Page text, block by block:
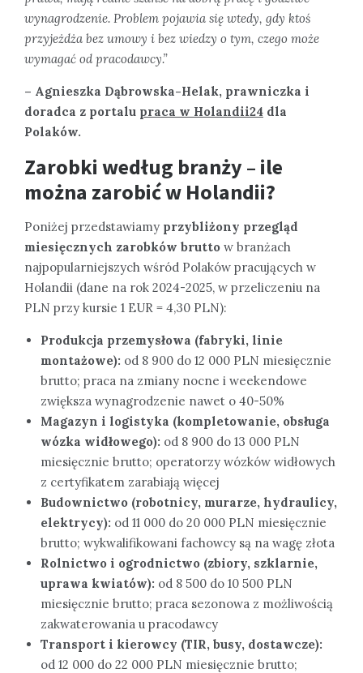
wynagrodzenie. Problem pojawia się wtedy, gdy ktoś
przyjeżdża bez umowy i bez wiedzy o tym, czego może
wymagać od pracodawcy.”
– Agnieszka Dąbrowska-Helak, prawniczka i
doradca z portalu praca w Holandii24 dla
Polaków.
Zarobki według branży – ile
można zarobić w Holandii?
Poniżej przedstawiamy przybliżony przegląd
miesięcznych zarobków brutto w branżach
najpopularniejszych wśród Polaków pracujących w
Holandii (dane na rok 2024-2025, w przeliczeniu na
PLN przy kursie 1 EUR = 4,30 PLN):
Produkcja przemysłowa (fabryki, linie
montażowe): od 8 900 do 12 000 PLN miesięcznie
brutto; praca na zmiany nocne i weekendowe
zwiększa wynagrodzenie nawet o 40-50%
Magazyn i logistyka (kompletowanie, obsługa
wózka widłowego): od 8 900 do 13 000 PLN
miesięcznie brutto; operatorzy wózków widłowych
z certyfikatem zarabiają więcej
Budownictwo (robotnicy, murarze, hydraulicy,
elektrycy): od 11 000 do 20 000 PLN miesięcznie
brutto; wykwalifikowani fachowcy są na wagę złota
Rolnictwo i ogrodnictwo (zbiory, szklarnie,
uprawa kwiatów): od 8 500 do 10 500 PLN
miesięcznie brutto; praca sezonowa z możliwością
zakwaterowania u pracodawcy
Transport i kierowcy (TIR, busy, dostawcze):
od 12 000 do 22 000 PLN miesięcznie brutto;